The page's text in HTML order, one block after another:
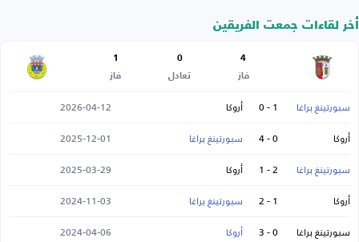
أخر لقاءات جمعت الفريقين
4
فاز
0
تعادل
1
فاز
سبورتينغ براغا 1 - 0 أروكا
2026-04-12
أروكا
0 - 4 سبورتينغ براغا
2025-12-01
سبورتينغ براغا
2 - 1 أروكا
2025-03-29
أروكا
1 - 2 سبورتينغ براغا
2024-11-03
سبورتينغ براغا
0 - 3 أروكا 2024-04-06